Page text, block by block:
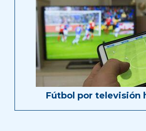
Fútbol por televisión